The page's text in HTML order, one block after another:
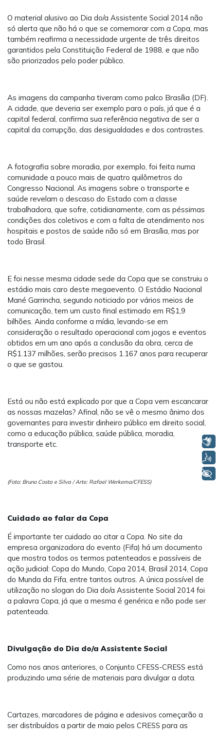
O material alusivo ao Dia do/a Assistente Social 2014 não
só alerta que não há o que se comemorar com a Copa, mas
também reafirma a necessidade urgente de três direitos
garantidos pela Constituição Federal de 1988, e que não
são priorizados pelo poder público.
As imagens da campanha tiveram como palco Brasília (DF).
A cidade, que deveria ser exemplo para o país, já que é a
capital federal, confirma sua referência negativa de ser a
capital da corrupção, das desigualdades e dos contrastes.
A fotografia sobre moradia, por exemplo, foi feita numa
comunidade a pouco mais de quatro quilômetros do
Congresso Nacional. As imagens sobre o transporte e
saúde revelam o descaso do Estado com a classe
trabalhadora, que sofre, cotidianamente, com as péssimas
condições dos coletivos e com a falta de atendimento nos
hospitais e postos de saúde não só em Brasília, mas por
todo Brasil.
E foi nesse mesma cidade sede da Copa que se construiu o
estádio mais caro deste megaevento. O Estádio Nacional
Mané Garrincha, segundo noticiado por vários meios de
comunicação, tem um custo final estimado em R$1,9
bilhões. Ainda conforme a mídia, levando-se em
consideração o resultado operacional com jogos e eventos
obtidos em um ano após a conclusão da obra, cerca de
R$1.137 milhões, serão precisos 1.167 anos para recuperar
o que se gastou.
Está ou não está explicado por que a Copa vem escancarar
as nossas mazelas? Afinal, não se vê o mesmo ânimo dos
governantes para investir dinheiro público em direito social,
como a educação pública, saúde pública, moradia,
transporte etc.
(Foto: Bruno Costa e Silva / Arte: Rafael Werkema/CFESS)
Cuidado ao falar da Copa
É importante ter cuidado ao citar a Copa. No site da
empresa organizadora do evento (Fifa) há um documento
que mostra todos os termos patenteados e passíveis de
ação judicial: Copa do Mundo, Copa 2014, Brasil 2014, Copa
do Munda da Fifa, entre tantos outros. A única possível de
utilização no slogan do Dia do/a Assistente Social 2014 foi
a palavra Copa, já que a mesma é genérica e não pode ser
patenteada.
Divulgação do Dia do/a Assistente Social
Como nos anos anteriores, o Conjunto CFESS-CRESS está
produzindo uma série de materiais para divulgar a data.
Cartazes, marcadores de página e adesivos começarão a
ser distribuídos a partir de maio pelos CRESS para as